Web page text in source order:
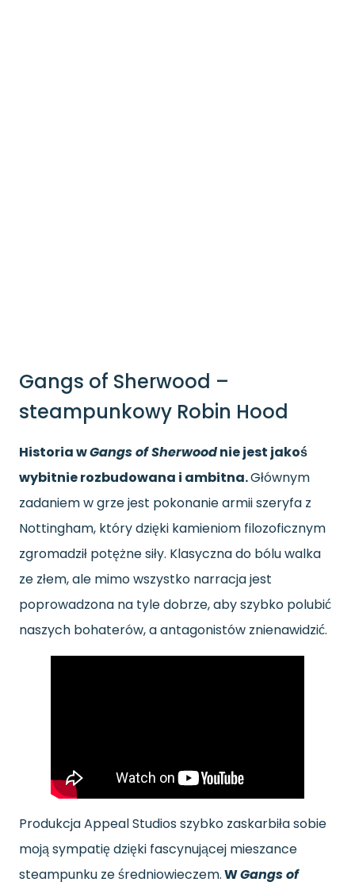
Gangs of Sherwood –
steampunkowy Robin Hood
Historia wGangs of Sherwoodnie jest jakoś
wybitnie rozbudowana i ambitna.Głównym
zadaniem w grze jest pokonanie armii szeryfa z
Nottingham, który dzięki kamieniom filozoficznym
zgromadził potężne siły. Klasyczna do bólu walka
ze złem, ale mimo wszystko narracja jest
poprowadzona na tyle dobrze, aby szybko polubić
naszych bohaterów, a antagonistów znienawidzić.
Produkcja Appeal Studios szybko zaskarbiła sobie
moją sympatię dzięki fascynującej mieszance
steampunku ze średniowieczem.WGangs of